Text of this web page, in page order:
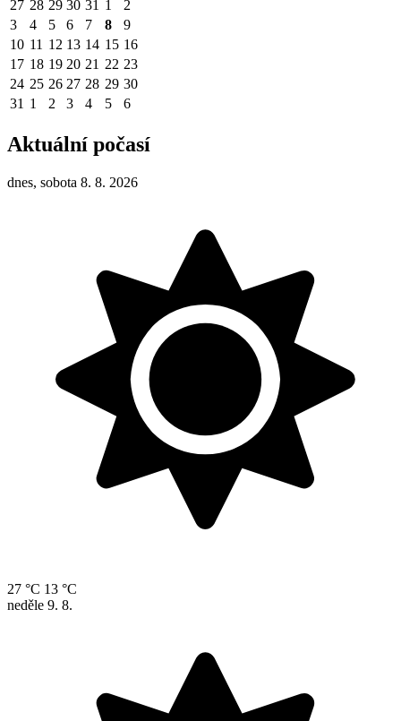
27 28 29 30 31 1
2
3
4 5 6 7 8
9
10 11 12 13 14 15 16
17 18 19 20 21 22 23
24 25 26 27 28 29 30
31 1 2 3 4 5 6
Aktuální počasí
dnes, sobota 8. 8. 2026
27 °C 13 °C
neděle 9. 8.